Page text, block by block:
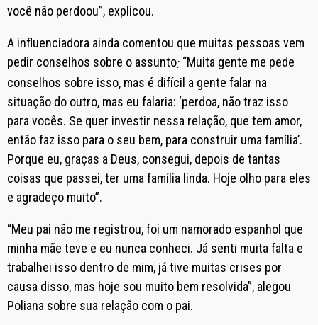
você não perdoou”, explicou.
A influenciadora ainda comentou que muitas pessoas vem
pedir conselhos sobre o assunto: “Muita gente me pede
conselhos sobre isso, mas é difícil a gente falar na
situação do outro, mas eu falaria: ‘perdoa, não traz isso
para vocês. Se quer investir nessa relação, que tem amor,
então faz isso para o seu bem, para construir uma família’.
Porque eu, graças a Deus, consegui, depois de tantas
coisas que passei, ter uma família linda. Hoje olho para eles
e agradeço muito”.
“Meu pai não me registrou, foi um namorado espanhol que
minha mãe teve e eu nunca conheci. Já senti muita falta e
trabalhei isso dentro de mim, já tive muitas crises por
causa disso, mas hoje sou muito bem resolvida”, alegou
Poliana sobre sua relação com o pai.